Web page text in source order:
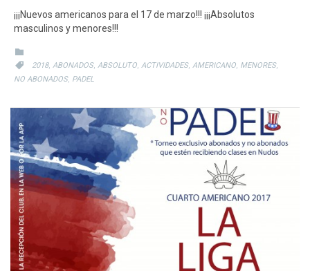
¡¡¡Nuevos americanos para el 17 de marzo!!! ¡¡¡Absolutos
masculinos y menores!!!

 CATEGORY
2018, ABONADOS, ABSOLUTO ACTIVIDADES, AMERICANO MENORES,
NO ABONADOS, PADEL